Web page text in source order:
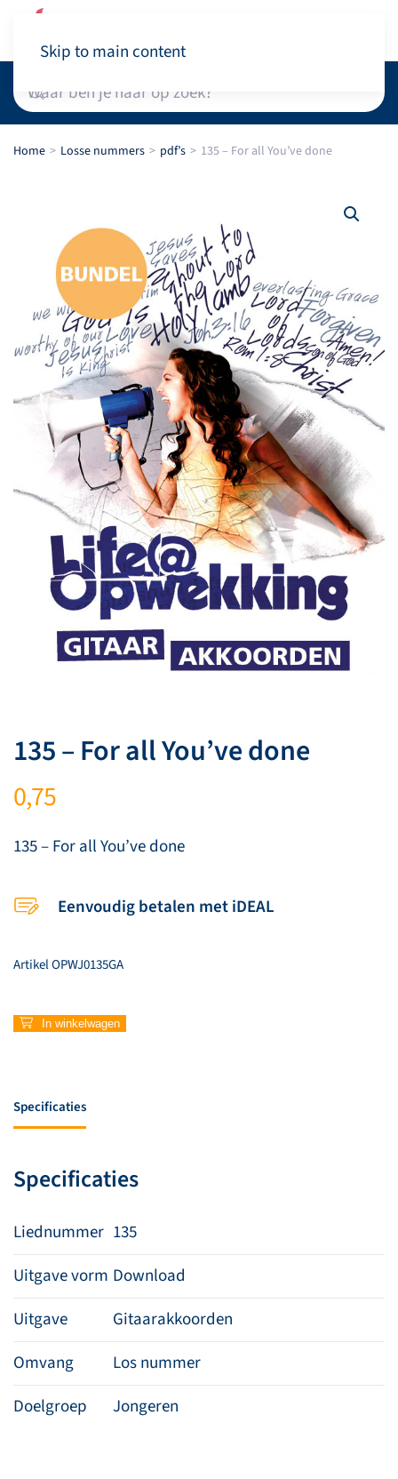
Skip to main content
Home Losse nummers pdf’s 135 – For all You’ve done
135 – For all You’ve done
0,75
135 – For all You’ve done
Eenvoudig betalen met iDEAL
ArtikelOPWJ0135GA
135
–
You've
done
In winkelwagen
Specificaties
Specificaties
Liednummer 135
Uitgave vorm Download
Uitgave
Gitaarakkoorden
Omvang
Los nummer
Doelgroep
Jongeren